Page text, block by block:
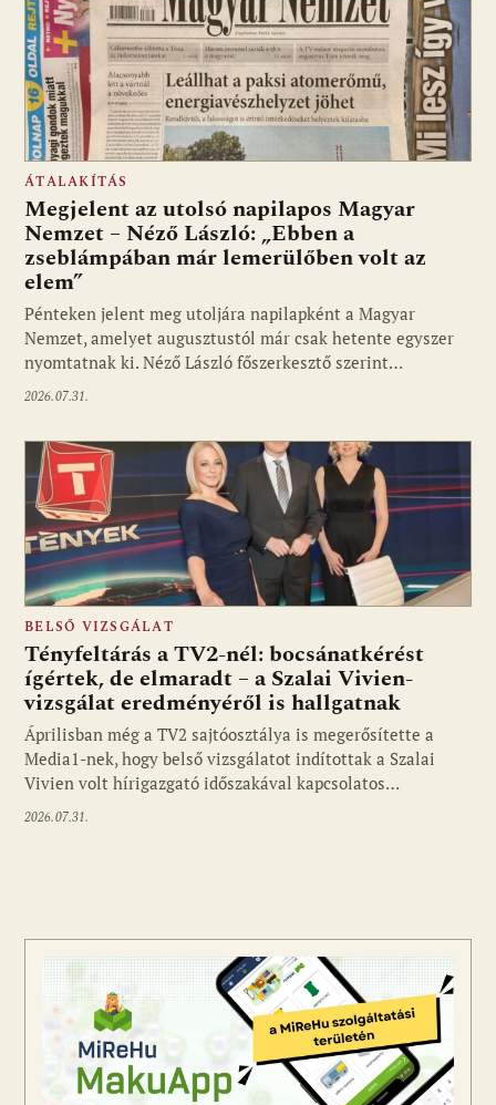
ÁTALAKÍTÁS
Megjelent az utolsó napilapos Magyar
Nemzet – Néző László: „Ebben a
zseblámpában már lemerülőben volt az
elem”
Pénteken jelent meg utoljára napilapként a Magyar
Nemzet, amelyet augusztustól már csak hetente egyszer
nyomtatnak ki. Néző László főszerkesztő szerint…
2026.07.31.
BELSŐ VIZSGÁLAT
Tényfeltárás a TV2-nél: bocsánatkérést
ígértek, de elmaradt – a Szalai Vivien-
vizsgálat eredményéről is hallgatnak
Áprilisban még a TV2 sajtóosztálya is megerősítette a
Media1-nek, hogy belső vizsgálatot indítottak a Szalai
Vivien volt hírigazgató időszakával kapcsolatos…
2026.07.31.